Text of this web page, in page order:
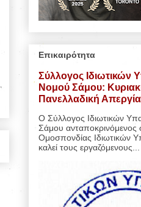
Επικαιρότητα
Σύλλογος Ιδιωτικών
Νομού Σάμου:
Πανελλαδική
Ο Σύλλογος Ιδιωτικών
Σάμου ανταποκρινόμενος
Ομοσπονδίας Ιδιωτικών
καλεί τους εργαζόμενους...